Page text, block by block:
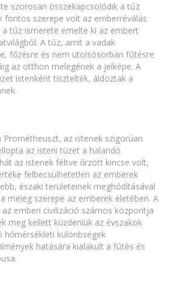
szorosan összekapcsolódik a tűz
fontos szerepe volt az emberréválás
tűz ismerete emelte ki az embert
A tűz, amit a vadak
főzésre és nem utolsósorban fűtésre
az otthon melegének a jelképe. A
istenként tisztelték, áldoztak a
az istenek szigorúan
az isteni tüzet a halandó
az istenek féltve őrzött kincse volt,
felbecsülhetetlen az emberek
északi területeinek meghódításával
meleg szerepe az emberek életében. A
emberi civilizáció számos központja
meg kellett küzdeniük az évszakok
hőmérsékleti különbségek
hatására kialakult a fűtés és